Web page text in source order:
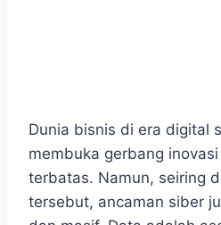
Dunia bisnis di era digital
membuka gerbang
terbatas. Namun, seiring
tersebut, ancaman siber